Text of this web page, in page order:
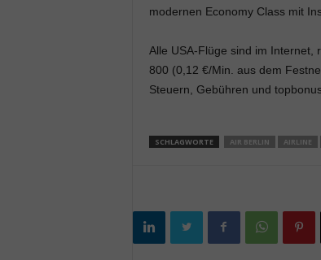
modernen Economy Class mit
Alle USA-Flüge sind im Internet,
800 (0,12 €/Min. aus dem
Steuern, Gebühren und
SCHLAGWORTE AIR BERLIN AIRLINE